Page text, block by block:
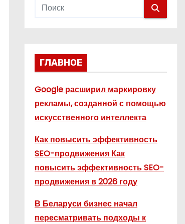
ГЛАВНОЕ
Google расширил маркировку
рекламы, созданной с помощью
искусственного интеллекта
Как повысить эффективность
SEO-продвижения Как
повысить эффективность SEO-
продвижения в 2026 году
В Беларуси бизнес начал
пересматривать подходы к